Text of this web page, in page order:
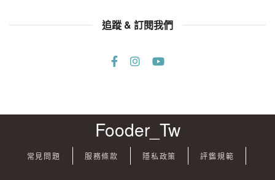
追蹤 & 訂閱我們
Fooder_Tw
常見問題 服務條款 隱私政策 評鑑規範